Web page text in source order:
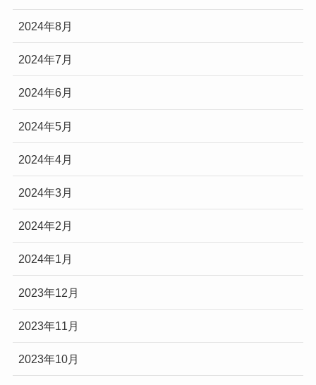
2024年8月
2024年7月
2024年6月
2024年5月
2024年4月
2024年3月
2024年2月
2024年1月
2023年12月
2023年11月
2023年10月